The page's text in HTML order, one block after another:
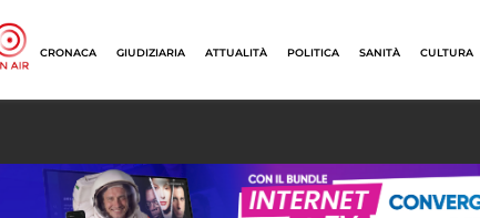
CRONACA GIUDIZIARIA ATTUALITÀ POLITICA SANITÀ CULTURA